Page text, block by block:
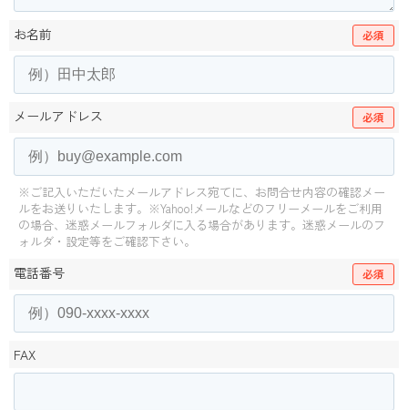
お名前 必須
メールアドレス 必須
※ご記入いただいたメールアドレス宛てに、お問合せ内容の確認メー
ルをお送りいたします。 ※Yahoo!メールなどのフリーメールをご利用
の場合、迷惑メールフォルダに入る場合があります。 迷惑メールのフ
ォルダ・設定等をご確認下さい。
電話番号 必須
FAX